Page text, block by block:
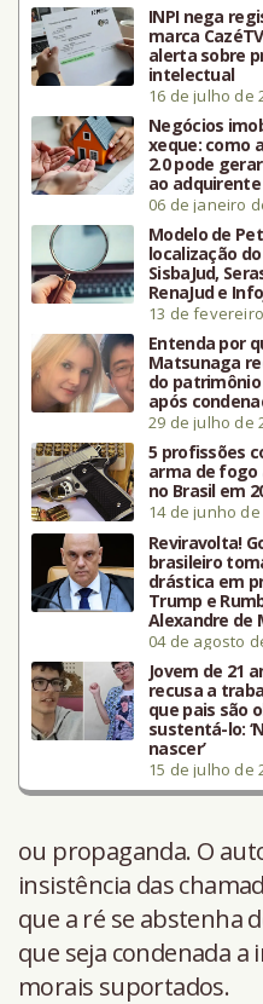
INPI nega
marca
alerta sobre
intelectual
16 de julho de
Negócios
xeque: como
2.0 pode
ao adquirente
06 de janeiro
Modelo de
localização
SisbaJud,
RenaJud e
13 de
Entenda por
Matsunaga
do
após
29 de julho de
5 profissões
arma de
no Brasil em
14 de junho de
Reviravolta!
brasileiro
drástica em
Trump e
Alexandre de
04 de agosto
Jovem de 21
recusa a
que pais são
sustentá-lo:
nascer’
15 de julho de
ou propaganda. O
insistência das
que a ré se abstenha
que seja condenada a
morais suportados.